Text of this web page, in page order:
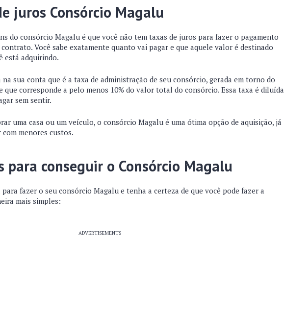
juros Consórcio Magalu
do consórcio Magalu é que você não tem taxas de juros para fazer o pagamento
contrato. Você sabe exatamente quanto vai pagar e que aquele valor é destinado
está adquirindo.
sua conta que é a taxa de administração de seu consórcio, gerada em torno do
que corresponde a pelo menos 10% do valor total do consórcio. Essa taxa é diluída
sem sentir.
uma casa ou um veículo, o consórcio Magalu é uma ótima opção de aquisição, já
menores custos.
para conseguir o Consórcio Magalu
para fazer o seu consórcio Magalu e tenha a certeza de que você pode fazer a
mais simples:
ADVERTISEMENTS